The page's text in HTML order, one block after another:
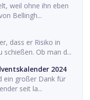
weil ohne ihn eben
Bellingh...
dass er Risiko in
Ob man d...
2024
ein großer Dank für
seit la...